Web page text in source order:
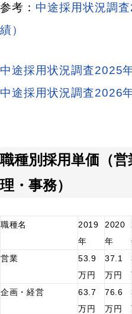
【求人広告】の採用予
【ダイレクトリクルー
一人当たりの採用コス
一人当たりの採用コス
に、無料、低コストで
無料で求人情報を提供
Googleビジネスプロフ
参考： 中途採用状況調
績）
中途採用状況調査2025
中途採用状況調査2026
職種別採用単価（
理・事務）
職種名
2019
年
2020
年
営業
53.9
万円
37.1
万円
企画・経営
63.7
万円
76.6
万円